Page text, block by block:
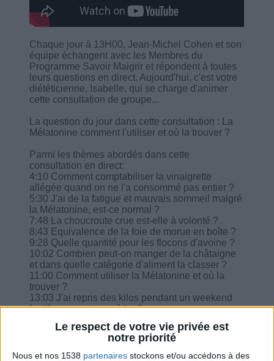
Le respect de votre vie privée est
notre priorité
Nous et nos 1538 partenaires stockons et/ou accédons à des
Chaque jour à 13H00, Jean-Michel Cohen et son
équipe échangent avec les Membres du
Programme Savoir Maigrir et répondent à toutes
leurs questions en direct. Aujourd'hui, c'est votre
diététicienne, Isabelle, qui se charge d'animer
cette consultation de groupe...
La question du jour dans cette consultation : La
Mélatonine comment l'utiliser et où la trouver ?
Parmi les thèmes abordés dans cette
consultation en direct:
4:10 Comment comptabiliser la vinaigrette
allégée quand on ne l'a consommé pas entier ?
5:30 J'ai de la fatigue et mauvais sommeil malgré
la Mélatonine, est-ce normal ?
7:48 La choucroute crue est-elle à volonté ?
8:43 Equivalence de la foie de morue en boîte ?
9:28 Quelle quantité pour les flocons d'avoine ?
10:02 Combien peut-on manger de la châtaigne
et dans quelle catégorie d'aliment la classer ?
11:00 Comment utiliser la Mélatonine et où la
trouver ?
13:03 J'ai repris des kilos pendant un weekend
festif, comment procéder ?
14:54 Comment comptabiliser la vinaigrette
allégée du commerce ?
16:18 Equivalence de la galette nature Old El
Paso ?